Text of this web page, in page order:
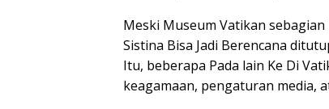
Meski Museum Vatikan
Sistina Bisa Jadi Berencana
Itu, beberapa Pada lain Ke Di
keagamaan, pengaturan media,